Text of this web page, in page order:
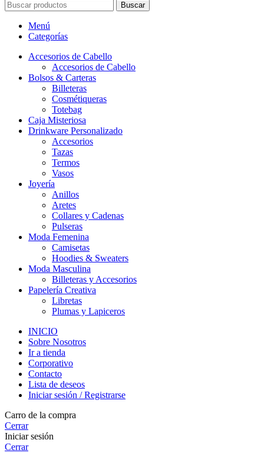
Buscar
Menú
Categorías
Accesorios de Cabello
Accesorios de Cabello
Bolsos & Carteras
Billeteras
Cosmétiqueras
Totebag
Caja Misteriosa
Drinkware Personalizado
Accesorios
Tazas
Termos
Vasos
Joyería
Anillos
Aretes
Collares y Cadenas
Pulseras
Moda Femenina
Camisetas
Hoodies & Sweaters
Moda Masculina
Billeteras y Accesorios
Papelería Creativa
Libretas
Plumas y Lapiceros
INICIO
Sobre Nosotros
Ir a tienda
Corporativo
Contacto
Lista de deseos
Iniciar sesión / Registrarse
Carro de la compra
Cerrar
Iniciar sesión
Cerrar